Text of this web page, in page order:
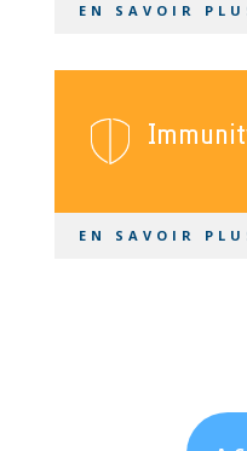
EN SAVOIR
EN SAVOIR